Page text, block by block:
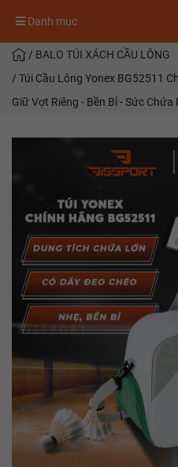
Danh mục
/ BALO TÚI XÁCH CẦU LÔNG
/ Túi Cầu Lông Yonex BG52511
Giữ Vợt Riêng - Bền Bỉ - Sức Chứa